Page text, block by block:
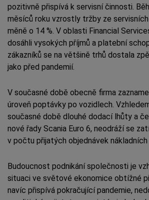
pozitivně přispívá k servisní činnosti.
měsíců roku vzrostly tržby ze
měně o 14 %. V oblasti Financial
dosáhli vysokých příjmů a platební
zákazníků se na většině trhů dostala
jako před pandemií.
V současné době obecně firma
úroveň poptávky po vozidlech.
současné době dlouhé dodací lhůty a
nové řady Scania Euro 6, neodráží se
v počtu přijatých objednávek nákladních
Budoucnost podnikání společnosti je
situaci ve světové ekonomice obtížné
navíc přispívá pokračující pandemie,